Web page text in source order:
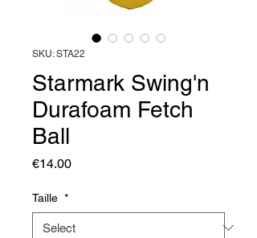
SKU: STA22
Starmark Swing'n
Durafoam Fetch
Ball
€14.00Price
Taille *